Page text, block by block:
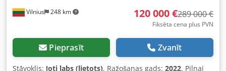
Vilnius 248 km 120 000 €289 000 €
Fiksēta cena plus PVN
Pieprasīt Zvanīt
Stāvoklis: ļoti labs (lietots), Ražošanas gads: 2022, Pilnai